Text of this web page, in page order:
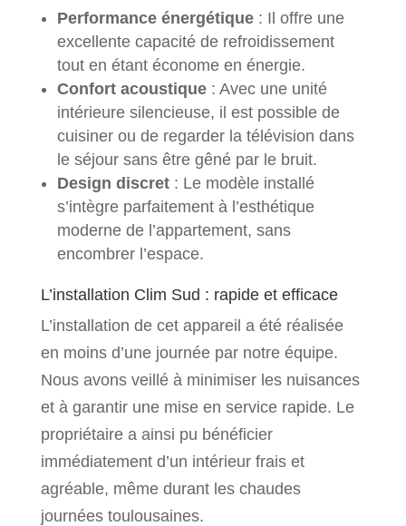
Performance énergétique: Il offre une
excellente capacité de refroidissement
tout en étant économe en énergie.
Confort acoustique: Avec une unité
intérieure silencieuse, il est possible de
cuisiner ou de regarder la télévision dans
le séjour sans être gêné par le bruit.
Design discret: Le modèle installé
s’intègre parfaitement à l’esthétique
moderne de l’appartement, sans
encombrer l’espace.
L’installation Clim Sud : rapide et efficace
L’installation de cet appareil a été réalisée
en moins d’une journée par notre équipe.
Nous avons veillé à minimiser les nuisances
et à garantir une mise en service rapide. Le
propriétaire a ainsi pu bénéficier
immédiatement d’un intérieur frais et
agréable, même durant les chaudes
journées toulousaines.